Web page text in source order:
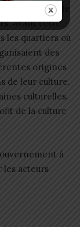
le
Avant cette
les quartiers où
des
origines
de leur culture.
culturelles.
de la culture
à
les acteurs